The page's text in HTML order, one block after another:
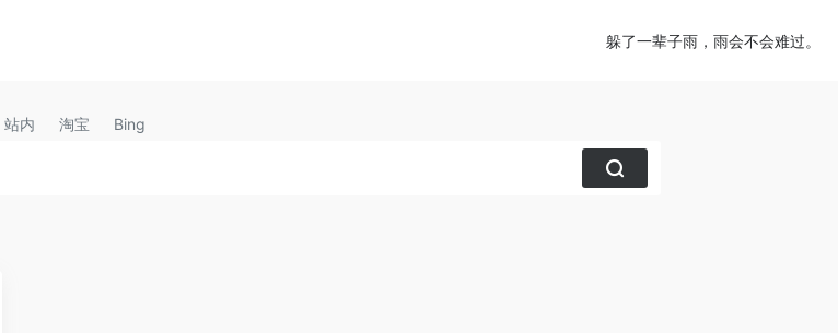
躲了一辈子雨，雨会不会难过。
站内 淘宝 Bing